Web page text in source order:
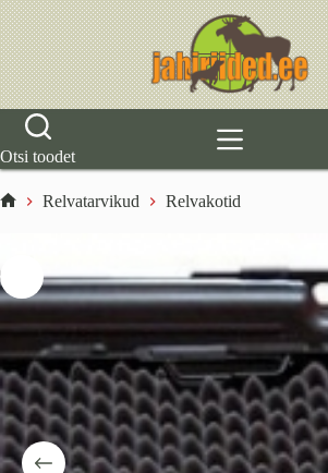
Skip
to
content
Otsi toodet
Relvatarvikud Relvakotid